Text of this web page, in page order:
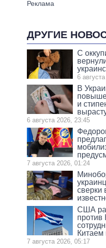
ДРУГИЕ
С
6
В
и
6 августа 2026, 23:45
7 августа 2026, 01:24
сверки
США
против
7 августа 2026, 05:17